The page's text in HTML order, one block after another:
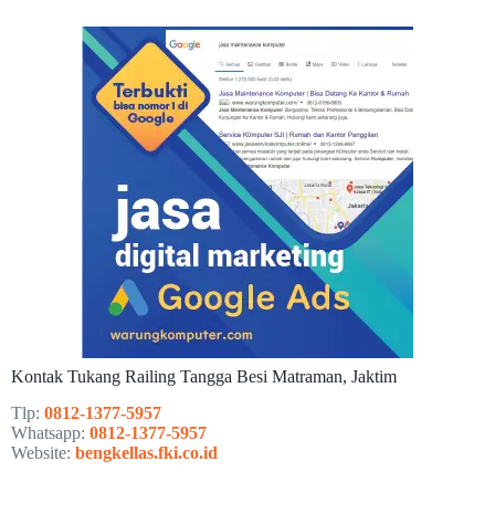
Kontak Tukang Railing Tangga Besi Matraman, Jaktim
Tlp: 0812-1377-5957
Whatsapp: 0812-1377-5957
Website: bengkellas.fki.co.id